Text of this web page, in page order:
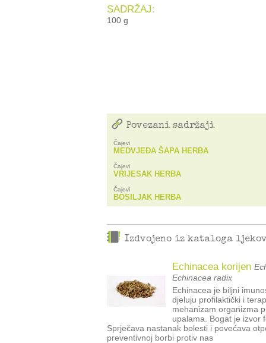
SADRŽAJ:
100 g
Povezani sadržaji
Čajevi
MEDVJEĐA ŠAPA HERBA
Čajevi
VRIJESAK HERBA
Čajevi
BOSILJAK HERBA
Izdvojeno iz kataloga
Echinacea korijen
Echinacea radix
Echinacea je biljni
djeluju profilaktički i
mehanizam organizma
upalama. Bogat je izvor
Sprječava nastanak bolesti i povećava
preventivnoj borbi protiv nas